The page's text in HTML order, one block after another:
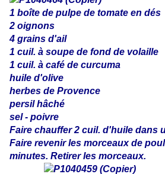
1 boîte de pulpe de tomate en dés
2 oignons
4 grains d'ail
1 cuil. à soupe de fond de volaille
1 cuil. à café de curcuma
huile d'olive
herbes de Provence
persil hâché
sel - poivre
Faire chauffer 2 cuil. d'huile dans
Faire revenir les morceaux de
minutes. Retirer les morceaux.